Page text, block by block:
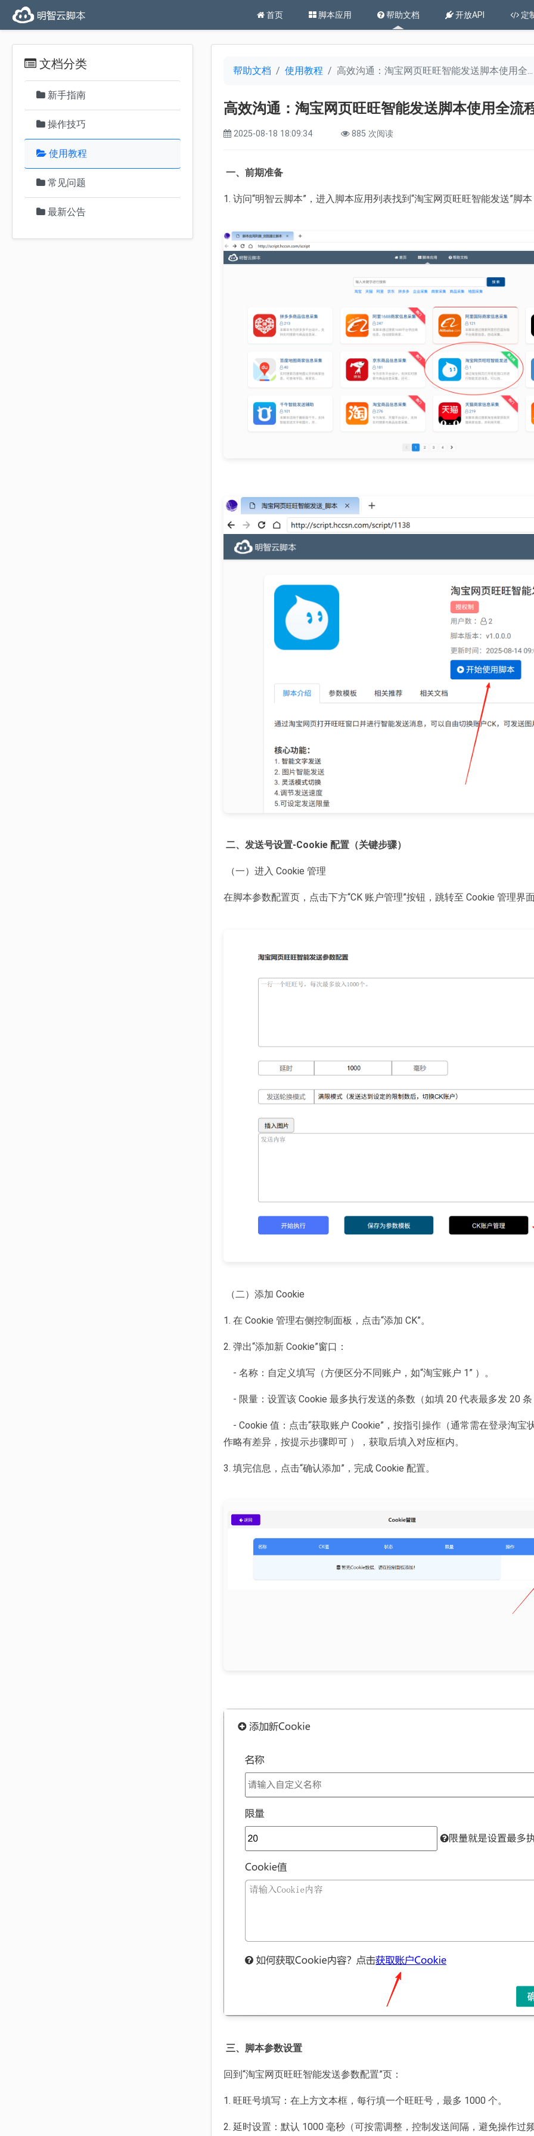
首页 脚本应用 帮助文档 开放API 定
文档分类
新手指南
操作技巧
使用教程
常见问题
最新公告
帮助文档 使用教程 高效沟通：淘宝网页旺旺智能发送脚本使用全...
高效沟通：淘宝网页旺旺智能发送脚本使用全流
2025-08-18 18:09:34 885 次阅读
一、前期准备
1. 访问“明智云脚本”，进入脚本应用列表找到“淘宝网页旺旺智能发送”脚
二、发送号设置-Cookie 配置（关键步骤）
（一）进入 Cookie 管理
在脚本参数配置页，点击下方“CK 账户管理”按钮，跳转至 Cookie 管理界
（二）添加 Cookie
1. 在 Cookie 管理右侧控制面板，点击“添加 CK”。
2. 弹出“添加新 Cookie”窗口：
- 名称：自定义填写（方便区分不同账户，如“淘宝账户 1” ）。
- 限量：设置该 Cookie 最多执行发送的条数（如填 20 代表最多发 20
- Cookie 值：点击“获取账户 Cookie”，按指引操作（通常需在登录淘
作略有差异，按提示步骤即可 ），获取后填入对应框内。
3. 填完信息，点击“确认添加”，完成 Cookie 配置。
三、脚本参数设置
回到“淘宝网页旺旺智能发送参数配置”页：
1. 旺旺号填写：在上方文本框，每行填一个旺旺号，最多 1000 个。
2. 延时设置：默认 1000 毫秒（可按需调整，控制发送间隔，避免操作过